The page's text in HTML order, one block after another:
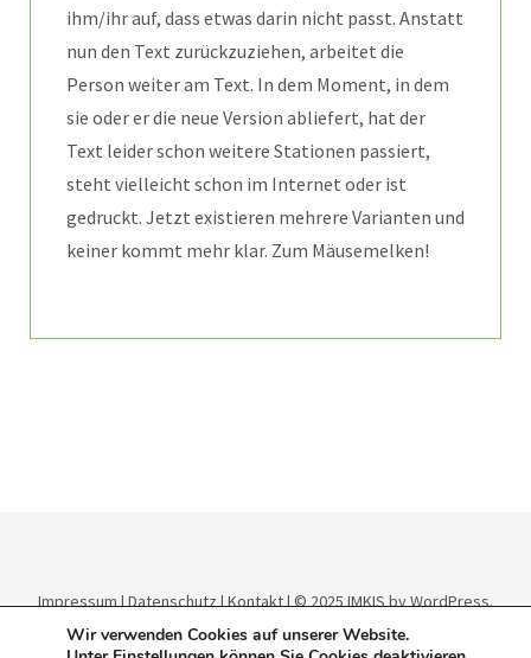
ihm/ihr auf, dass etwas darin nicht passt. Anstatt
nun den Text zurückzuziehen, arbeitet die
Person weiter am Text. In dem Moment, in dem
sie oder er die neue Version abliefert, hat der
Text leider schon weitere Stationen passiert,
steht vielleicht schon im Internet oder ist
gedruckt. Jetzt existieren mehrere Varianten und
keiner kommt mehr klar. Zum Mäusemelken!
Impressum|Datenschutz|Kontakt| © 2025IMKISby WordPress.
Theme: Elmastudio.
Wir verwenden Cookies auf unserer Website.